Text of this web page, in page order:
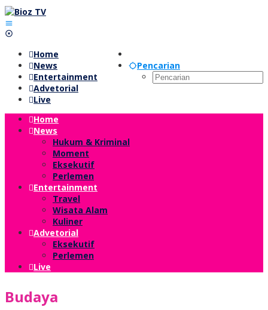
Lewati
ke
konten
Pencarian
Home
News
Entertainment
Advetorial
Live
Home
News
Hukum & Kriminal
Moment
Eksekutif
Perlemen
Entertainment
Travel
Wisata Alam
Kuliner
Advetorial
Eksekutif
Perlemen
Live
Budaya